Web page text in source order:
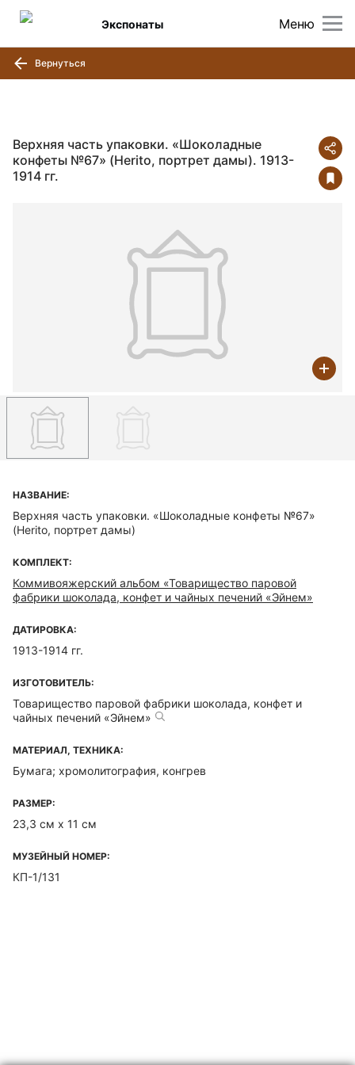
Меню
Экспонаты
Вернуться
Верхняя часть упаковки. «Шоколадные
конфеты №67» (Herito, портрет дамы). 1913-
1914 гг.
НАЗВАНИЕ:
Верхняя часть упаковки. «Шоколадные конфеты №67»
(Herito, портрет дамы)
КОМПЛЕКТ:
Коммивояжерский альбом «Товарищество паровой
фабрики шоколада, конфет и чайных печений «Эйнем»
ДАТИРОВКА:
1913-1914 гг.
ИЗГОТОВИТЕЛЬ:
Товарищество паровой фабрики шоколада, конфет и
чайных печений «Эйнем»
МАТЕРИАЛ, ТЕХНИКА:
Бумага; хромолитография, конгрев
РАЗМЕР:
23,3 см х 11 см
МУЗЕЙНЫЙ НОМЕР:
КП-1/131